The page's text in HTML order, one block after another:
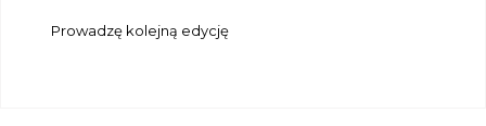
Prowadzę kolejną edycję